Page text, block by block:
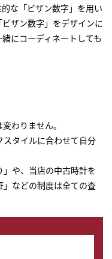
な「ビザン数字」を用い
ザン数字」をデザインに
にコーディネートしても
わりません。
タイルに合わせて自分
や、当店の中古時計を
などの制度は全ての査